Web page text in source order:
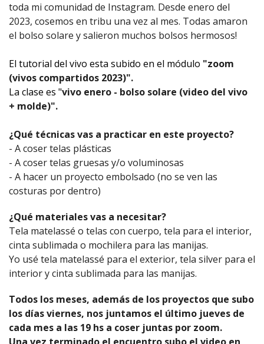
toda mi comunidad de Instagram. Desde enero del
2023, cosemos en tribu una vez al mes. Todas amaron
el bolso solare y salieron muchos bolsos hermosos!
El tutorial del vivo esta subido en el módulo "zoom
(vivos compartidos 2023)".
La clase es "vivo enero - bolso solare (video del vivo
+ molde)".
¿Qué técnicas vas a practicar en este proyecto?
- A coser telas plásticas
- A coser telas gruesas y/o voluminosas
- A hacer un proyecto embolsado (no se ven las
costuras por dentro)
¿Qué materiales vas a necesitar?
Tela matelassé o telas con cuerpo, tela para el interior,
cinta sublimada o mochilera para las manijas.
Yo usé tela matelassé para el exterior, tela silver para el
interior y cinta sublimada para las manijas.
Todos los meses, además de los proyectos que subo
los días viernes, nos juntamos el último jueves de
cada mes a las 19 hs a coser juntas por zoom.